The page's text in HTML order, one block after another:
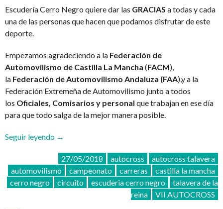
Escudería Cerro Negro quiere dar las GRACIAS a todas y cada
una de las personas que hacen que podamos disfrutar de este
deporte.
Empezamos agradeciendo a la Federación de
Automovilismo de Castilla La Mancha (FACM),
la Federación de Automovilismo Andaluza (FAA),y a la
Federación Extremeña de Automovilismo junto a todos
los Oficiales, Comisarios y personal que trabajan en ese día
para que todo salga de la mejor manera posible.
Seguir leyendo «AGRADECIMIENTO
AUTOCROSS
27/05/2018»
→
27/05/2018 autocross
autocross talavera
automovilismo
campeonato carreras
castilla la mancha
cerro negro
circuito escuderia cerro negro
talavera de la
reina
VII AUTOCROSS